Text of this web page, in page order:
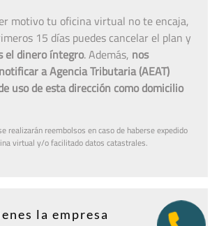
motivo tu oficina virtual no te encaja,
15 días puedes cancelar el plan y
el dinero íntegro. Además, nos
a Agencia Tributaria (AEAT)
uso de esta dirección como domicilio
realizarán reembolsos en caso de haberse expedido
virtual y/o facilitado datos catastrales.
la empresa